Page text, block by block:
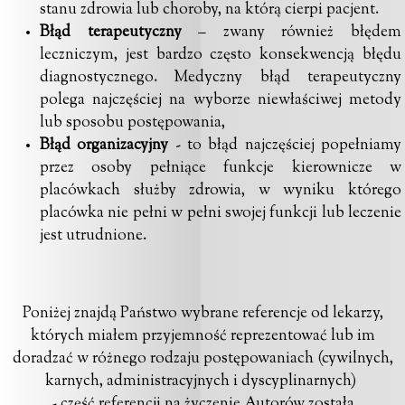
stanu zdrowia lub choroby, na którą cierpi pacjent.
Błąd terapeutyczny
– zwany również błędem
leczniczym, jest bardzo często konsekwencją błędu
diagnostycznego. Medyczny błąd terapeutyczny
polega najczęściej na wyborze niewłaściwej metody
lub sposobu postępowania,
Błąd organizacyjny - to błąd najczęściej popełniamy
przez osoby pełniące funkcje kierownicze w
placówkach służby zdrowia, w wyniku którego
placówka nie pełni w pełni swojej funkcji lub leczenie
jest utrudnione.
Poniżej znajdą Państwo wybrane referencje od lekarzy,
których miałem przyjemność reprezentować lub im
doradzać w różnego rodzaju postępowaniach (cywilnych,
karnych, administracyjnych i dyscyplinarnych)